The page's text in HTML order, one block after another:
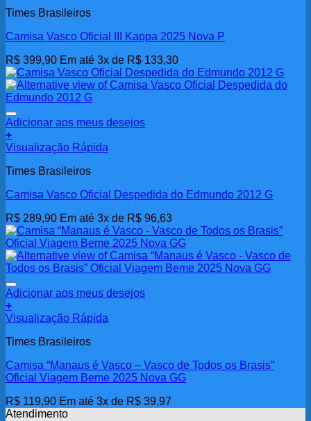
Times Brasileiros
Camisa Vasco Oficial III Kappa 2025 Nova P
R$ 399,90 Em até 3x de R$ 133,30
Adicionar aos meus desejos
+
Visualização Rápida
Times Brasileiros
Camisa Vasco Oficial Despedida do Edmundo 2012 G
R$ 289,90 Em até 3x de R$ 96,63
Adicionar aos meus desejos
+
Visualização Rápida
Times Brasileiros
Camisa “Manaus é Vasco – Vasco de Todos os Brasis”
Oficial Viagem Beme 2025 Nova GG
R$ 119,90 Em até 3x de R$ 39,97
Atendimento